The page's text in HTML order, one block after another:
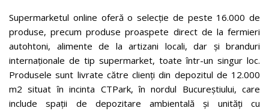
Supermarketul online oferă o selecție de peste 16.000 de
produse, precum produse proaspete direct de la fermieri
autohtoni, alimente de la artizani locali, dar și branduri
internaționale de tip supermarket, toate într-un singur loc.
Produsele sunt livrate către clienți din depozitul de 12.000
m2 situat în incinta CTPark, în nordul Bucureștiului, care
include spații de depozitare ambientală și unități cu